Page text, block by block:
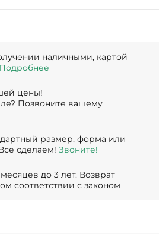
наличными, картой
Подробнее
цены!
Позвоните вашему
размер, форма или
сделаем! Звоните!
до 3 лет. Возврат
соответствии с законом